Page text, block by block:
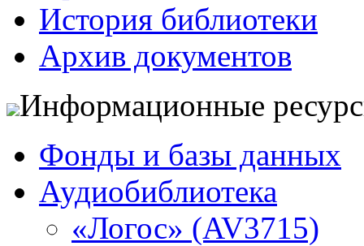
История библиотеки
Архив документов
Информационные
Фонды и базы данных
Аудиобиблиотека
«Логос» (AV3715)